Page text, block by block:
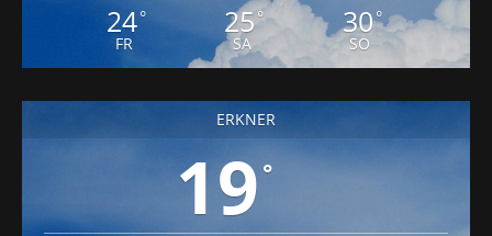
24°
FR
25°
SA
30°
SO
ERKNER
19 °